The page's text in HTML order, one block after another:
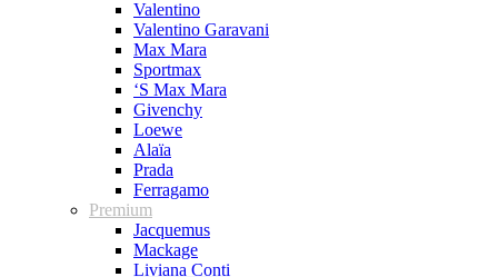
Valentino
Valentino Garavani
Max Mara
Sportmax
‘S Max Mara
Givenchy
Loewe
Alaïa
Prada
Ferragamo
Premium
Jacquemus
Mackage
Liviana Conti